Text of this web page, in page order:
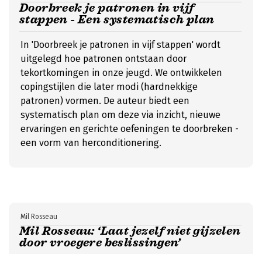
Doorbreek je patronen in vijf
stappen - Een systematisch plan
In 'Doorbreek je patronen in vijf stappen' wordt
uitgelegd hoe patronen ontstaan door
tekortkomingen in onze jeugd. We ontwikkelen
copingstijlen die later modi (hardnekkige
patronen) vormen. De auteur biedt een
systematisch plan om deze via inzicht, nieuwe
ervaringen en gerichte oefeningen te doorbreken -
een vorm van herconditionering.
Mil Rosseau: ‘Laat jezelf niet gijzelen
door vroegere beslissingen’
Mil Rosseau